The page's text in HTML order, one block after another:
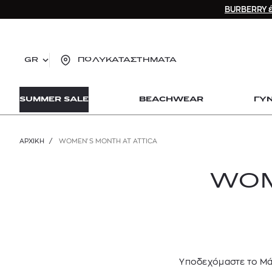
GR ΠΟΛΥΚΑΤΑΣΤΗΜΑΤΑ
SUMMER SALE BEACHWEAR
ΑΡΧΙΚΉ / WOMEN'S MONTH AT ATTICA
Υποδεχόμαστε το